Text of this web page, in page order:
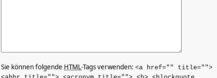
Sie können folgende HTML-Tags verwenden: <a href="" title="">